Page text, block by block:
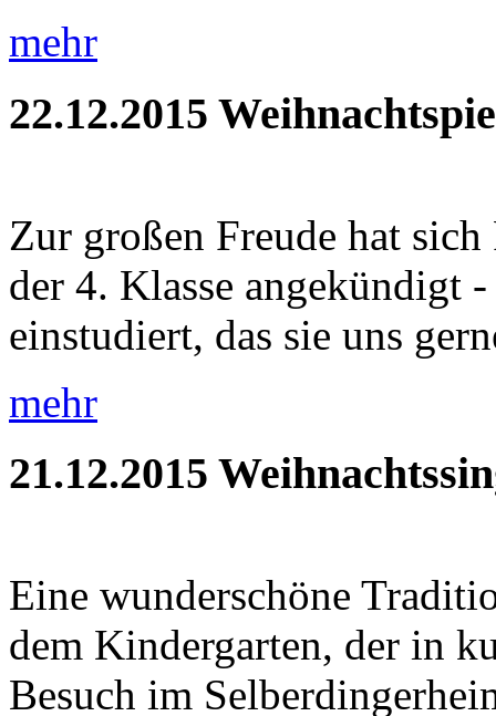
mehr
22.12.2015
Zur großen Freude hat
der 4. Klasse angekündigt
einstudiert, das sie uns
mehr
21.12.2015
Eine wunderschöne
dem Kindergarten, der in
Besuch im